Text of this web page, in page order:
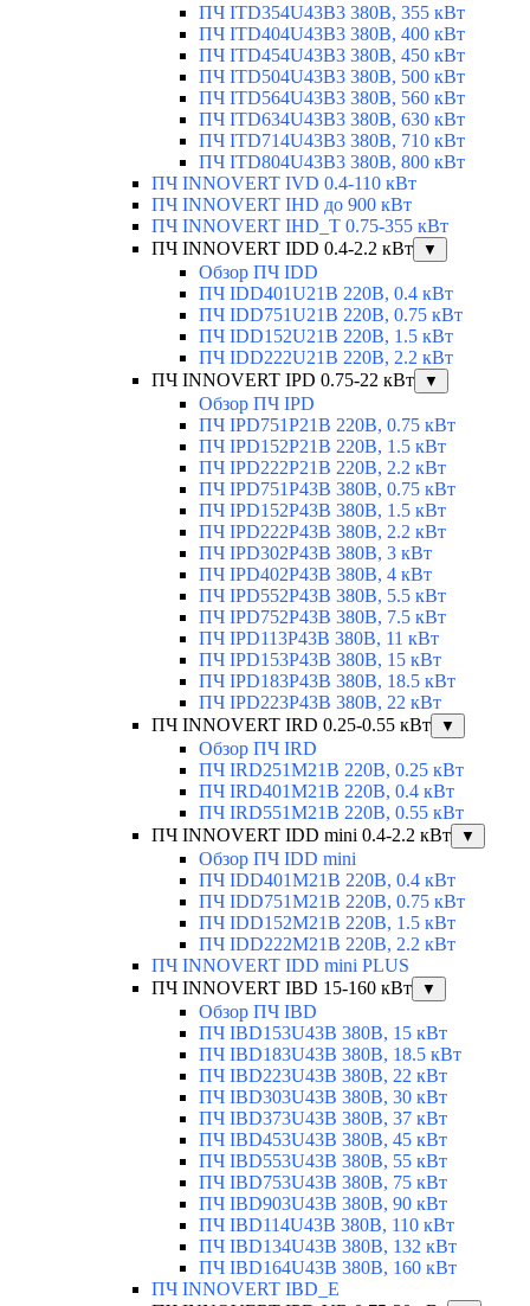
ПЧ ITD354U43B3 380В, 355 кВт
ПЧ ITD404U43B3 380В, 400 кВт
ПЧ ITD454U43B3 380В, 450 кВт
ПЧ ITD504U43B3 380В, 500 кВт
ПЧ ITD564U43B3 380В, 560 кВт
ПЧ ITD634U43B3 380В, 630 кВт
ПЧ ITD714U43B3 380В, 710 кВт
ПЧ ITD804U43B3 380В, 800 кВт
ПЧ INNOVERT IVD 0.4-110 кВт
ПЧ INNOVERT IHD до 900 кВт
ПЧ INNOVERT IHD_T 0.75-355 кВт
ПЧ INNOVERT IDD 0.4-2.2 кВт
▼
Обзор ПЧ IDD
ПЧ IDD401U21B 220В, 0.4 кВт
ПЧ IDD751U21B 220В, 0.75 кВт
ПЧ IDD152U21B 220В, 1.5 кВт
ПЧ IDD222U21B 220В, 2.2 кВт
ПЧ INNOVERT IPD 0.75-22 кВт
▼
Обзор ПЧ IPD
ПЧ IPD751P21B 220В, 0.75 кВт
ПЧ IPD152P21B 220В, 1.5 кВт
ПЧ IPD222P21B 220В, 2.2 кВт
ПЧ IPD751P43B 380В, 0.75 кВт
ПЧ IPD152P43B 380В, 1.5 кВт
ПЧ IPD222P43B 380В, 2.2 кВт
ПЧ IPD302P43B 380В, 3 кВт
ПЧ IPD402P43B 380В, 4 кВт
ПЧ IPD552P43B 380В, 5.5 кВт
ПЧ IPD752P43B 380В, 7.5 кВт
ПЧ IPD113P43B 380В, 11 кВт
ПЧ IPD153P43B 380В, 15 кВт
ПЧ IPD183P43B 380В, 18.5 кВт
ПЧ IPD223P43B 380В, 22 кВт
ПЧ INNOVERT IRD 0.25-0.55 кВт
▼
Обзор ПЧ IRD
ПЧ IRD251M21B 220В, 0.25 кВт
ПЧ IRD401M21B 220В, 0.4 кВт
ПЧ IRD551M21B 220В, 0.55 кВт
ПЧ INNOVERT IDD mini 0.4-2.2 кВт
▼
Обзор ПЧ IDD mini
ПЧ IDD401M21B 220В, 0.4 кВт
ПЧ IDD751M21B 220В, 0.75 кВт
ПЧ IDD152M21B 220В, 1.5 кВт
ПЧ IDD222M21B 220В, 2.2 кВт
ПЧ INNOVERT IDD mini PLUS
ПЧ INNOVERT IBD 15-160 кВт
▼
Обзор ПЧ IBD
ПЧ IBD153U43B 380В, 15 кВт
ПЧ IBD183U43B 380В, 18.5 кВт
ПЧ IBD223U43B 380В, 22 кВт
ПЧ IBD303U43B 380В, 30 кВт
ПЧ IBD373U43B 380В, 37 кВт
ПЧ IBD453U43B 380В, 45 кВт
ПЧ IBD553U43B 380В, 55 кВт
ПЧ IBD753U43B 380В, 75 кВт
ПЧ IBD903U43B 380В, 90 кВт
ПЧ IBD114U43B 380В, 110 кВт
ПЧ IBD134U43B 380В, 132 кВт
ПЧ IBD164U43B 380В, 160 кВт
ПЧ INNOVERT IBD_E